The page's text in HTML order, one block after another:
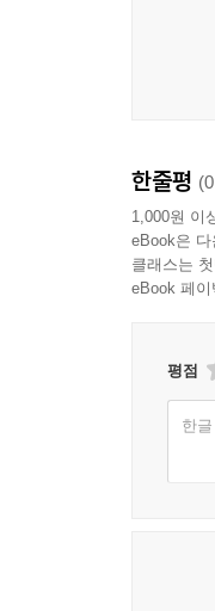
한줄평
1,000원 이
eBook은
클래스는
eBook 페
평점
한